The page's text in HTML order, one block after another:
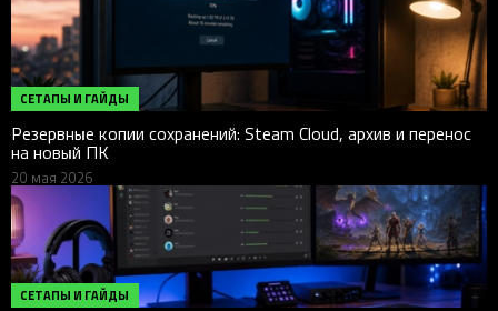
СЕТАПЫ И ГАЙДЫ
Резервные копии сохранений: Steam Cloud, архив и перенос
на новый ПК
20 мая 2026
СЕТАПЫ И ГАЙДЫ